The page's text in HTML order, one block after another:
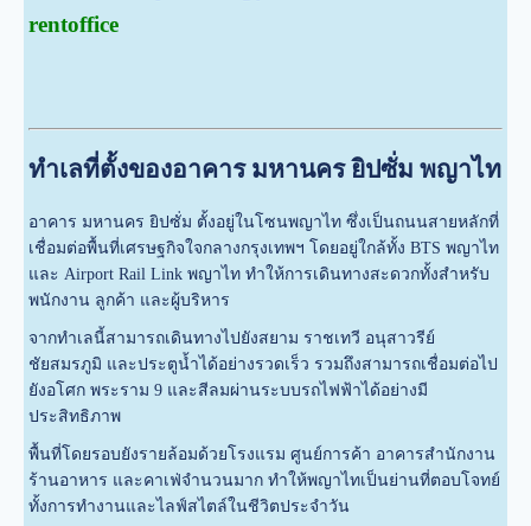
rentoffice
ทำเลที่ตั้งของอาคาร มหานคร ยิปซั่ม พญาไท
อาคาร มหานคร ยิปซั่ม ตั้งอยู่ในโซนพญาไท ซึ่งเป็นถนนสายหลักที่
เชื่อมต่อพื้นที่เศรษฐกิจใจกลางกรุงเทพฯ โดยอยู่ใกล้ทั้ง BTS พญาไท
และ Airport Rail Link พญาไท ทำให้การเดินทางสะดวกทั้งสำหรับ
พนักงาน ลูกค้า และผู้บริหาร
จากทำเลนี้สามารถเดินทางไปยังสยาม ราชเทวี อนุสาวรีย์
ชัยสมรภูมิ และประตูน้ำได้อย่างรวดเร็ว รวมถึงสามารถเชื่อมต่อไป
ยังอโศก พระราม 9 และสีลมผ่านระบบรถไฟฟ้าได้อย่างมี
ประสิทธิภาพ
พื้นที่โดยรอบยังรายล้อมด้วยโรงแรม ศูนย์การค้า อาคารสำนักงาน
ร้านอาหาร และคาเฟ่จำนวนมาก ทำให้พญาไทเป็นย่านที่ตอบโจทย์
ทั้งการทำงานและไลฟ์สไตล์ในชีวิตประจำวัน